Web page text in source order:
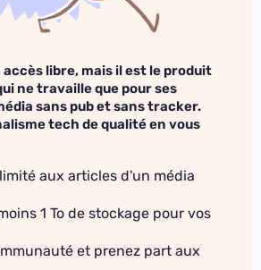
libre, mais il est le produit
ne travaille que pour ses
sans pub et sans tracker.
tech de qualité en vous
aux articles d'un média
1 To de stockage pour vos
et prenez part aux